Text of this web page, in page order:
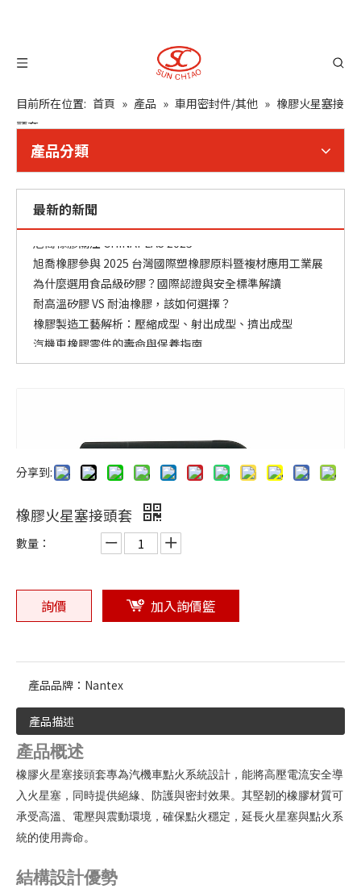
目前所在位置: 首頁 » 產品 » 車用密封件/其他 » 橡膠火星塞接
頭套
產品分類
最新的新聞
橡膠零件常見問題與解決方案
旭喬橡膠參與 2025 台灣國際塑橡膠原料暨複材應用工業展
為什麼選用食品級矽膠？國際認證與安全標準解讀
耐高溫矽膠 VS 耐油橡膠，該如何選擇？
橡膠製造工藝解析：壓縮成型、射出成型、擠出成型
汽機車橡膠零件的壽命與保養指南
為什麼選用食品級矽膠？國際認證與安全標準解讀
橡膠製造工藝解析：壓縮成型、射出成型、擠出成型
分享到:
橡膠火星塞接頭套
數量：
詢價 加入詢價籃
產品品牌： Nantex
產品描述
產品概述
橡膠火星塞接頭套專為汽機車點火系統設計，能將高壓電流安全導
入火星塞，同時提供絕緣、防護與密封效果。其堅韌的橡膠材質可
承受高溫、電壓與震動環境，確保點火穩定，延長火星塞與點火系
統的使用壽命。
結構設計優勢